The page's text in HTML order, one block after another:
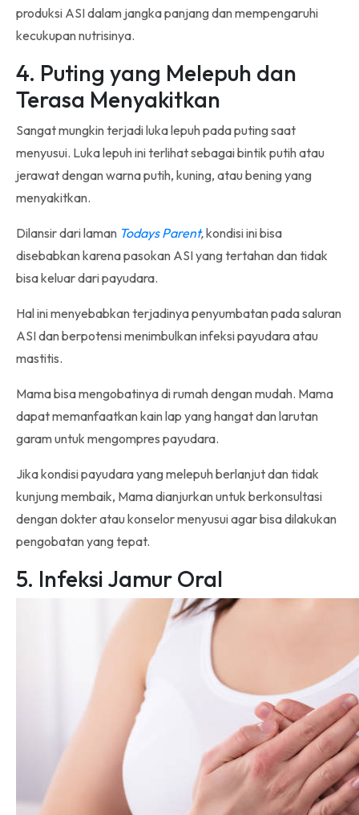
produksi ASI dalam jangka panjang dan mempengaruhi
kecukupan nutrisinya.
4. Puting yang Melepuh dan
Terasa Menyakitkan
Sangat mungkin terjadi luka lepuh pada puting saat
menyusui. Luka lepuh ini terlihat sebagai bintik putih atau
jerawat dengan warna putih, kuning, atau bening yang
menyakitkan.
Dilansir dari laman Todays Parent,kondisi ini bisa
disebabkan karena pasokan ASI yang tertahan dan tidak
bisa keluar dari payudara.
Hal ini menyebabkan terjadinya penyumbatan pada saluran
ASI dan berpotensi menimbulkan infeksi payudara atau
mastitis.
Mama bisa mengobatinya di rumah dengan mudah. Mama
dapat memanfaatkan kain lap yang hangat dan larutan
garam untuk mengompres payudara.
Jika kondisi payudara yang melepuh berlanjut dan tidak
kunjung membaik, Mama dianjurkan untuk berkonsultasi
dengan dokter atau konselor menyusui agar bisa dilakukan
pengobatan yang tepat.
5. Infeksi Jamur Oral